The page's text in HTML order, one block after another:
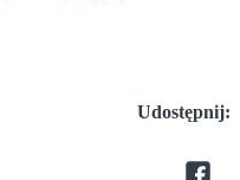
Udostępnij: